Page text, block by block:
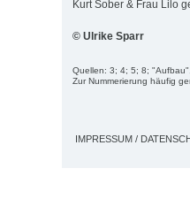
Kurt Sober & Frau Lilo
© Ulrike Sparr
Quellen: 3; 4; 5; 8;
Zur Nummerierung häufig
IMPRESSUM /